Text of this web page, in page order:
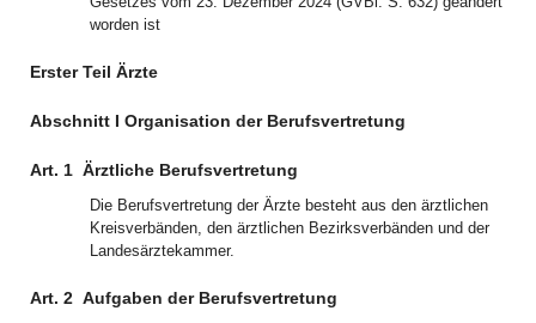
worden ist
Erster Teil Ärzte
Abschnitt I Organisation der Berufsvertretung
Art. 1 Ärztliche Berufsvertretung
Die Berufsvertretung der Ärzte besteht aus den ärztlichen
Kreisverbänden, den ärztlichen Bezirksverbänden und der
Landesärztekammer.
Art. 2 Aufgaben der Berufsvertretung